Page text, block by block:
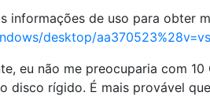
informações de uso para obter
desktop/
eu não me preocuparia com
disco rígido. É mais provável